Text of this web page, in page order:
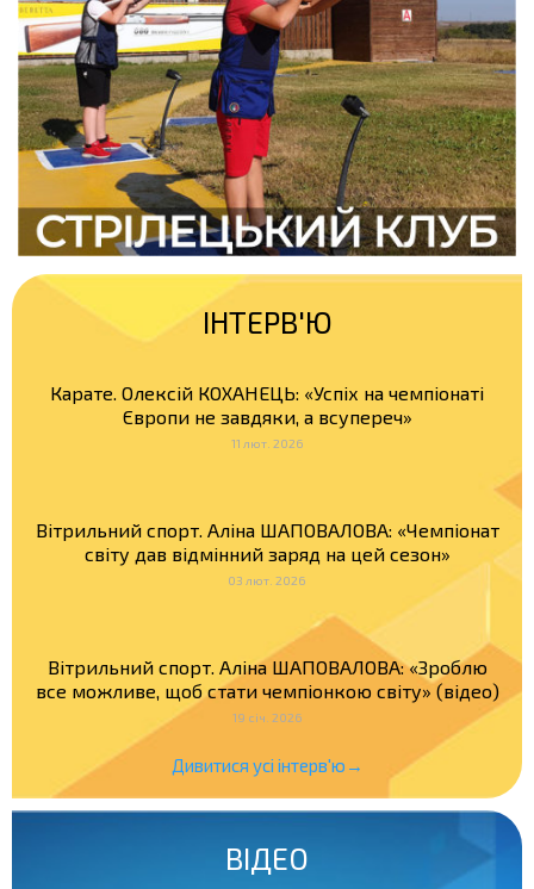
ІНТЕРВ'Ю
Карате. Олексій КОХАНЕЦЬ: «Успіх на чемпіонаті
Європи не завдяки, а всупереч»
11 лют. 2026
Вітрильний спорт. Аліна ШАПОВАЛОВА: «Чемпіонат
світу дав відмінний заряд на цей сезон»
03 лют. 2026
Вітрильний спорт. Аліна ШАПОВАЛОВА: «Зроблю
все можливе, щоб стати чемпіонкою світу» (відео)
19 січ. 2026
Дивитися усі інтерв'ю→
ВІДЕО